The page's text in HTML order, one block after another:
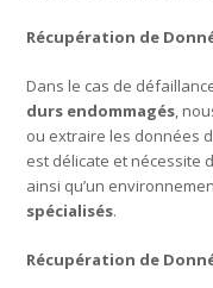
Récupération de
Dans le cas de
durs endommagés,
ou extraire les données
est délicate et nécessite
ainsi qu’un
spécialisés.
Récupération de